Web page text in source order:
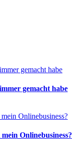
gemacht habe
Onlinebusiness?